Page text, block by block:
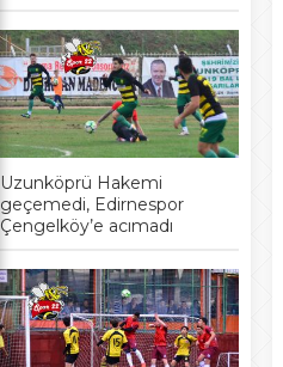
Uzunköprü Hakemi
geçemedi, Edirnespor
Çengelköy’e acımadı